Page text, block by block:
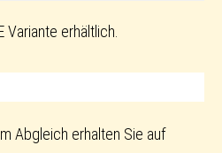
Variante erhältlich.
Abgleich erhalten Sie auf